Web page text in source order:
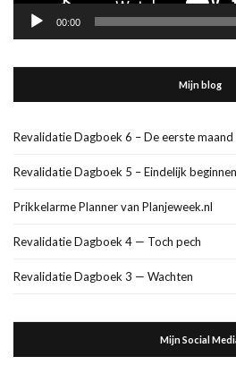
00:00
Mijn blog
Revalidatie Dagboek 6 – De eerste maand
Revalidatie Dagboek 5 – Eindelijk
Prikkelarme Planner van Planjeweek.nl
Revalidatie Dagboek 4 — Toch pech
Revalidatie Dagboek 3 — Wachten
Mijn Social